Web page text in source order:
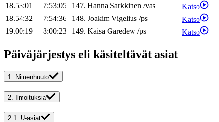
18.53:01
7:53:05 147. Hanna Sarkkinen /vas
Katso
18.54:32
7:54:36 148. Joakim Vigelius /ps
Katso
19.00:19
8:00:23 149. Kaisa Garedew /ps Katso
Päiväjärjestys eli käsiteltävät asiat
1. Nimenhuuto
2. Ilmoituksia
2.1. U-asiat